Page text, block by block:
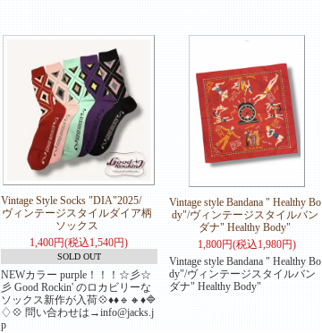
Vintage Style Socks "DIA"2025/
ヴィンテージスタイルダイア柄
ソックス
1,400円(税込1,540円)
SOLD OUT
NEWカラー purple！！！☆彡☆
彡 Good Rockin' のロカビリーな
ソックス新作が入荷💠♦♦🔹🔸♦🔷
♢💠 問い合わせは→info@jacks.j
p
Vintage style Bandana " Healthy Bo
dy"/ヴィンテージスタイルバン
ダナ" Healthy Body"
1,800円(税込1,980円)
Vintage style Bandana " Healthy Bo
dy"/ヴィンテージスタイルバン
ダナ" Healthy Body"